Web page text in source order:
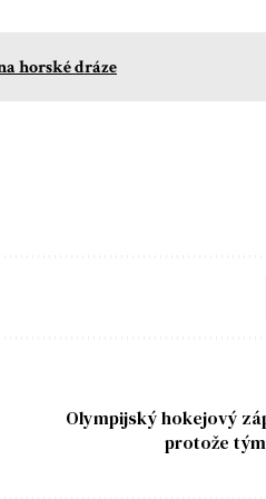
horské dráze
Olympijský hokejový
protože